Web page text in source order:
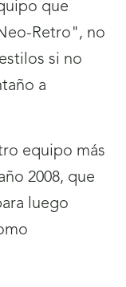
que
Retro", no
si no
a
equipo más
2008, que
luego